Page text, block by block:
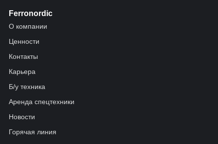
Ferronordic
О компании
Ценности
Контакты
Карьера
Б/у техника
Аренда спецтехники
Новости
Горячая линия